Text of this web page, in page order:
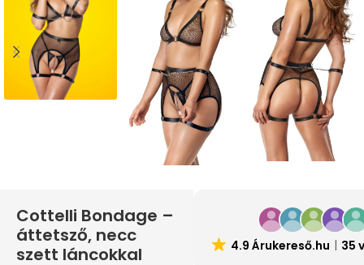
Cottelli Bondage –
áttetsző, necc
szett láncokkal
4.9 Árukereső.hu 35